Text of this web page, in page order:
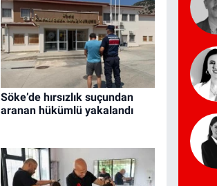
Söke’de hırsızlık suçundan
aranan hükümlü yakalandı